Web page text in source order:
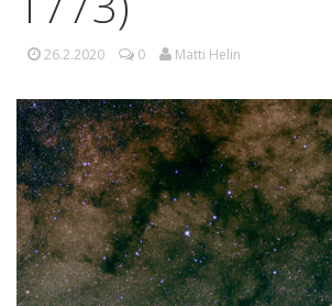
26.2.2020 0 Matti Helin